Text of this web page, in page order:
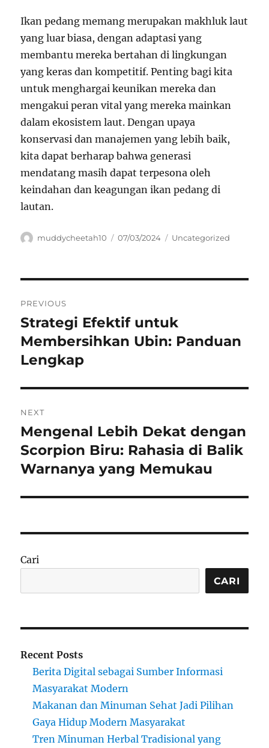
Ikan pedang memang merupakan makhluk laut
yang luar biasa, dengan adaptasi yang
membantu mereka bertahan di lingkungan
yang keras dan kompetitif. Penting bagi kita
untuk menghargai keunikan mereka dan
mengakui peran vital yang mereka mainkan
dalam ekosistem laut. Dengan upaya
konservasi dan manajemen yang lebih baik,
kita dapat berharap bahwa generasi
mendatang masih dapat terpesona oleh
keindahan dan keagungan ikan pedang di
lautan.
Author
muddycheetah10
Posted
07/03/2024 Categories
Uncategorized
pos
PREVIOUS
Previous
post:
Strategi Efektif untuk
Membersihkan Ubin: Panduan
Lengkap
NEXT
Next
post:
Mengenal Lebih Dekat dengan
Scorpion Biru: Rahasia di Balik
Warnanya yang Memukau
Cari
CARI
Recent Posts
Berita Digital sebagai Sumber Informasi
Masyarakat Modern
Makanan dan Minuman Sehat Jadi Pilihan
Gaya Hidup Modern Masyarakat
Tren Minuman Herbal Tradisional yang